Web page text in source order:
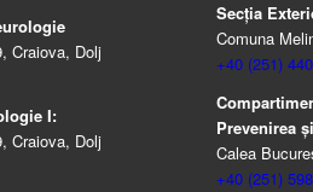
Craiova, Dolj
I:
Craiova, Dolj
Secția
Comuna
+40 (251)
Prevenirea
Calea
+40 (251)